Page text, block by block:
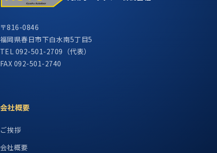
〒816-0846
福岡県春日市下白水南5丁目5
TEL 092-501-2709（代表）
FAX 092-501-2740
会社概要
ご挨拶
会社概要